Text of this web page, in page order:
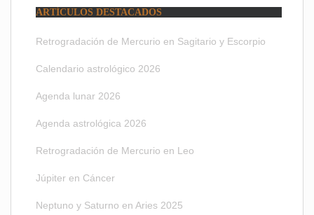
ARTÍCULOS DESTACADOS
Retrogradación de Mercurio en Sagitario y Escorpio
Calendario astrológico 2026
Agenda lunar 2026
Agenda astrológica 2026
Retrogradación de Mercurio en Leo
Júpiter en Cáncer
Neptuno y Saturno en Aries 2025